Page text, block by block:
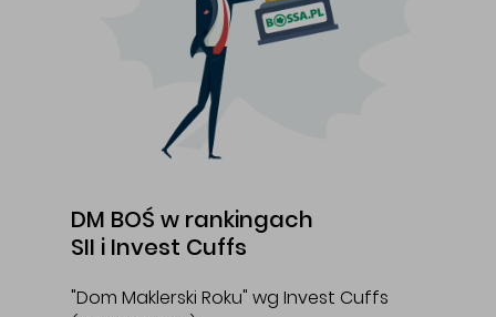
DM BOŚ w rankingach
SII i Invest Cuffs
"Dom Maklerski Roku" wg Invest Cuffs